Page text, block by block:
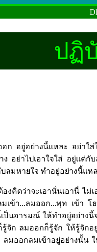
ปฏิ
อก อยู่อย่างนี้แหละ อย่าใ
อย่าไปเอาใจใส่ อยู่แต่กั
ลมหายใจ ทำอยู่อย่างนี้แห
งคิดว่าจะเอานั่นเอานี่ ไม่
มเข้า...ลมออก...พุท เข้า
ป็นอารมณ์ ให้ทำอยู่อย่างนี้
รู้จัก ลมออกก็รู้จัก ให้รู้จัก
มออกลมเข้าอยู่อย่างนั้น